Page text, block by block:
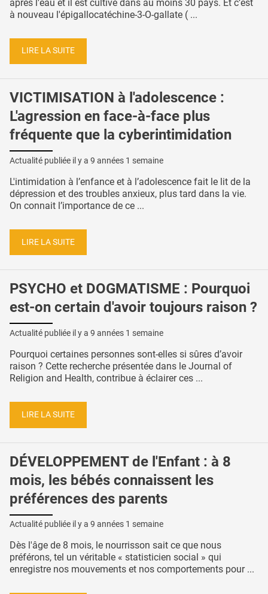
après l'eau et il est cultivé dans au moins 30 pays. Et c’est
à nouveau l'épigallocatéchine-3-O-gallate ( ...
LIRE LA SUITE
VICTIMISATION à l'adolescence :
L'agression en face-à-face plus
fréquente que la cyberintimidation
Actualité publiée il y a 9 années 1 semaine
L'intimidation à l’enfance et à l’adolescence fait le lit de la
dépression et des troubles anxieux, plus tard dans la vie.
On connait l’importance de ce ...
LIRE LA SUITE
PSYCHO et DOGMATISME : Pourquoi
est-on certain d'avoir toujours raison ?
Actualité publiée il y a 9 années 1 semaine
Pourquoi certaines personnes sont-elles si sûres d’avoir
raison ? Cette recherche présentée dans le Journal of
Religion and Health, contribue à éclairer ces ...
LIRE LA SUITE
DÉVELOPPEMENT de l'Enfant : à 8
mois, les bébés connaissent les
préférences des parents
Actualité publiée il y a 9 années 1 semaine
Dès l'âge de 8 mois, le nourrisson sait ce que nous
préférons, tel un véritable « statisticien social » qui
enregistre nos mouvements et nos comportements pour ...